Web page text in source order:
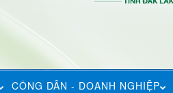
CÔNG DÂN - DOANH NGHIỆP